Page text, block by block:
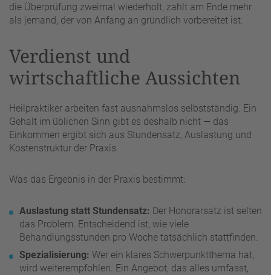
die Überprüfung zweimal wiederholt, zahlt am Ende mehr
als jemand, der von Anfang an gründlich vorbereitet ist.
Verdienst und
wirtschaftliche Aussichten
Heilpraktiker arbeiten fast ausnahmslos selbstständig. Ein
Gehalt im üblichen Sinn gibt es deshalb nicht — das
Einkommen ergibt sich aus Stundensatz, Auslastung und
Kostenstruktur der Praxis.
Was das Ergebnis in der Praxis bestimmt:
Auslastung statt Stundensatz: Der Honorarsatz ist selten
das Problem. Entscheidend ist, wie viele
Behandlungsstunden pro Woche tatsächlich stattfinden.
Spezialisierung: Wer ein klares Schwerpunktthema hat,
wird weiterempfohlen. Ein Angebot, das alles umfasst,